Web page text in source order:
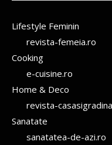
Lifestyle Feminin
revista-femeia.ro
Cooking
e-cuisine.ro
Home & Deco
revista-
Sanatate
sanatatea-de-azi.ro